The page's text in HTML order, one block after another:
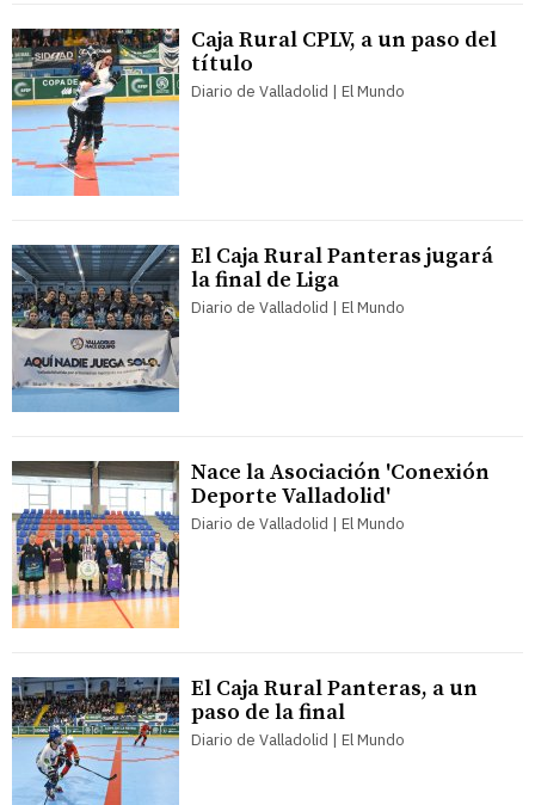
Caja Rural CPLV, a un paso del
título
Diario de Valladolid | El Mundo
El Caja Rural Panteras jugará
la final de Liga
Diario de Valladolid | El Mundo
Nace la Asociación 'Conexión
Deporte Valladolid'
Diario de Valladolid | El Mundo
El Caja Rural Panteras, a un
paso de la final
Diario de Valladolid | El Mundo